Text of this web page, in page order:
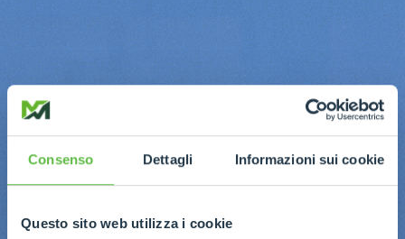
Consenso Dettagli Informazioni sui cookie
Questo sito web utilizza i cookie